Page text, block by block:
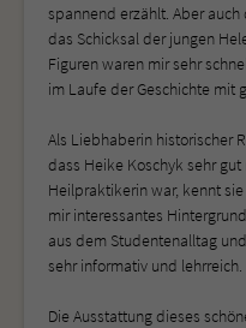
spannend erzählt. Aber
das Schicksal der jungen
Figuren waren mir sehr
im Laufe der Geschichte mit
Als Liebhaberin historischer
dass Heike Koschyk sehr
Heilpraktikerin war, kennt
mir interessantes
aus dem Studentenalltag
sehr informativ und lehrreich.
Die Ausstattung dieses